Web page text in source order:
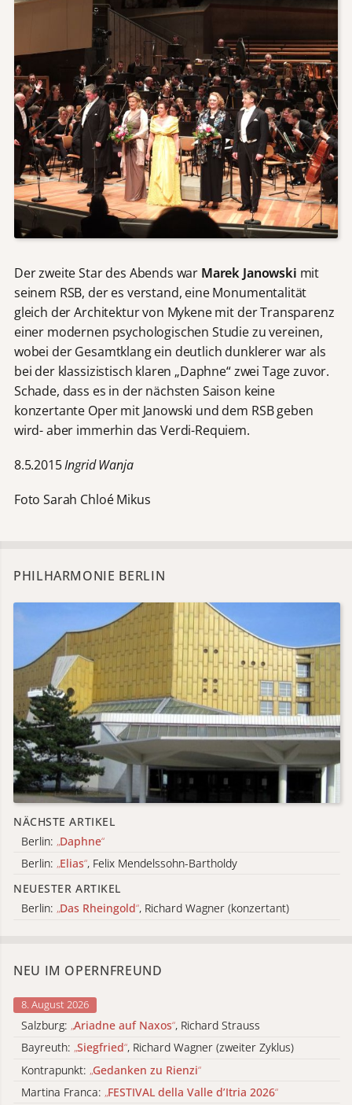
Der zweite Star des Abends war Marek Janowski mit
seinem RSB, der es verstand, eine Monumentalität
gleich der Architektur von Mykene mit der Transparenz
einer modernen psychologischen Studie zu vereinen,
wobei der Gesamtklang ein deutlich dunklerer war als
bei der klassizistisch klaren „Daphne“ zwei Tage zuvor.
Schade, dass es in der nächsten Saison keine
konzertante Oper mit Janowski und dem RSB geben
wird- aber immerhin das Verdi-Requiem.
8.5.2015Ingrid Wanja
Foto Sarah Chloé Mikus
PHILHARMONIE BERLIN
NÄCHSTE ARTIKEL
Berlin: „Daphne“
Berlin: „Elias“, Felix Mendelssohn-Bartholdy
NEUESTER ARTIKEL
Berlin: „Das Rheingold“, Richard Wagner (konzertant)
NEU IM OPERNFREUND
8. August 2026
Salzburg: „Ariadne auf Naxos“, Richard Strauss
Bayreuth: „Siegfried“, Richard Wagner (zweiter Zyklus)
Kontrapunkt: „Gedanken zu Rienzi“
Martina Franca: „FESTIVAL della Valle d’Itria 2026“